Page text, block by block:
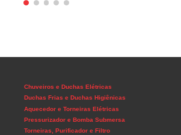
Chuveiros e Duchas Elétricas
Duchas Frias e Duchas Higiênicas
Aquecedor e Torneiras Elétricas
Pressurizador e Bomba Submersa
Torneiras, Purificador e Filtro